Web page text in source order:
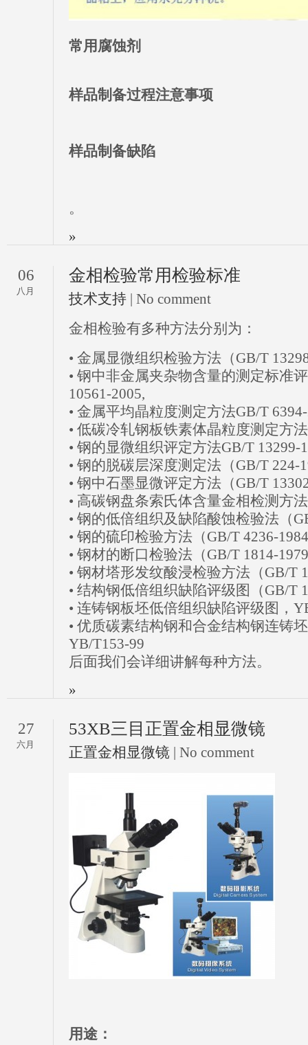
常用腐蚀剂
样品制备过程注意事项
样品制备缺陷
。
»
06
八月
金相检验常用检验标准
技术支持 | No comment
金相检验有多种方法分别为：
• 金属显微组织检验方法（GB/T
• 钢中非金属夹杂物含量的测定标准
10561-2005,
• 金属平均晶粒度测定方法GB/T
• 低碳冷轧钢板铁素体晶粒度测定方
• 钢的显微组织评定方法GB/T 13299-
• 钢的脱碳层深度测定法（GB/T 224-
• 钢中石墨显微评定方法（GB/T
• 高碳钢盘条索氏体含量金相检测方
• 钢的低倍组织及缺陷酸蚀检验法（
• 钢的硫印检验方法（GB/T 4236-
• 钢材的断口检验法（GB/T 1814-
• 钢材塔形发纹酸浸检验方法（GB/T
• 结构钢低倍组织缺陷评级图（GB/T
• 连铸钢板坯低倍组织缺陷评级图，
• 优质碳素结构钢和合金结构钢连铸
YB/T153-99
后面我们会详细讲解每种方法。
»
27
六月
53XB三目正置金相显微镜
正置金相显微镜 | No comment
用途：